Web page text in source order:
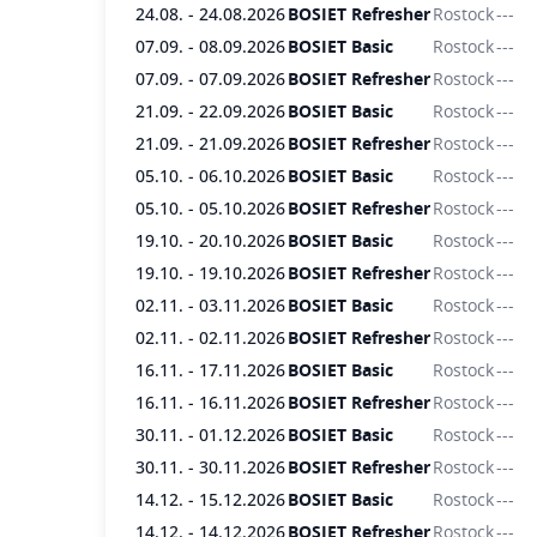
Unterricht viele praktische Übungen. Im
Modul Basic Safety wird neben der
theoretischen Ausbildung u. a. der
Umgang mit Rettungsmitteln und
maritimer Schutzausrüstung wie
Eintauchanzügen, geschlossenen
Rettungsbooten, Rettungsflößen,
Helikopterschlinge sowie das Mann-über-
Bord-Manöver mit einem Fast Rescue
Boat trainiert. Für den sicheren und
gefahrlosen Überstieg auf Offshore-
Bauwerke lernen die Teilnehmer im
und -verfahren sowie deren Vor- und
Nachteile kennen. Dabei werden sie in
der Praxis auf wichtige Verhaltensweisen
24.08. - 24.08.2026BOSIET RefresherRostock---
07.09. - 08.09.2026BOSIET Basic Rostock---
07.09. - 07.09.2026BOSIET RefresherRostock---
21.09. - 22.09.2026BOSIET Basic Rostock---
21.09. - 21.09.2026BOSIET RefresherRostock---
05.10. - 06.10.2026BOSIET Basic Rostock---
05.10. - 05.10.2026BOSIET RefresherRostock---
19.10. - 20.10.2026BOSIET Basic Rostock---
19.10. - 19.10.2026BOSIET RefresherRostock---
02.11. - 03.11.2026BOSIET Basic Rostock---
02.11. - 02.11.2026BOSIET RefresherRostock---
16.11. - 17.11.2026BOSIET Basic Rostock---
16.11. - 16.11.2026BOSIET RefresherRostock---
30.11. - 01.12.2026BOSIET Basic Rostock---
30.11. - 30.11.2026BOSIET RefresherRostock---
14.12. - 15.12.2026BOSIET Basic Rostock---
14.12. - 14.12.2026BOSIET RefresherRostock---